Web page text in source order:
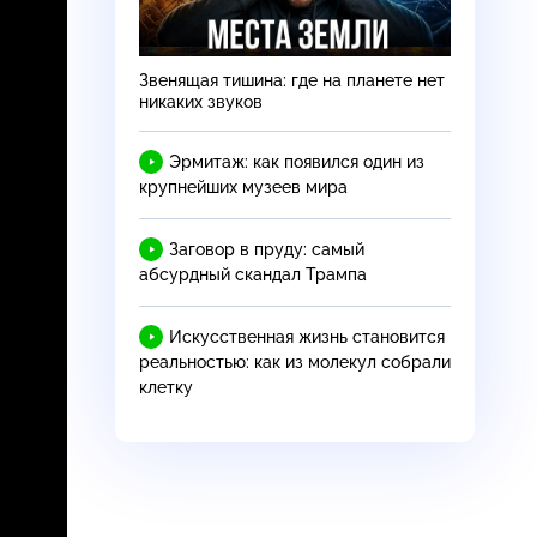
Звенящая тишина: где на планете нет
никаких звуков
Эрмитаж: как появился один из
крупнейших музеев мира
Заговор в пруду: самый
абсурдный скандал Трампа
Искусственная жизнь становится
реальностью: как из молекул собрали
клетку